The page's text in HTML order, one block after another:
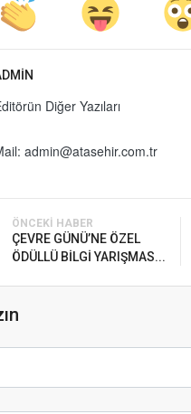
Diğer Yazıları
admin@atasehir.com.tr
ÖNCEKI HABER
ÇEVRE GÜNÜ’NE ÖZEL
ÖDÜLLÜ BİLGİ YARIŞMAS...